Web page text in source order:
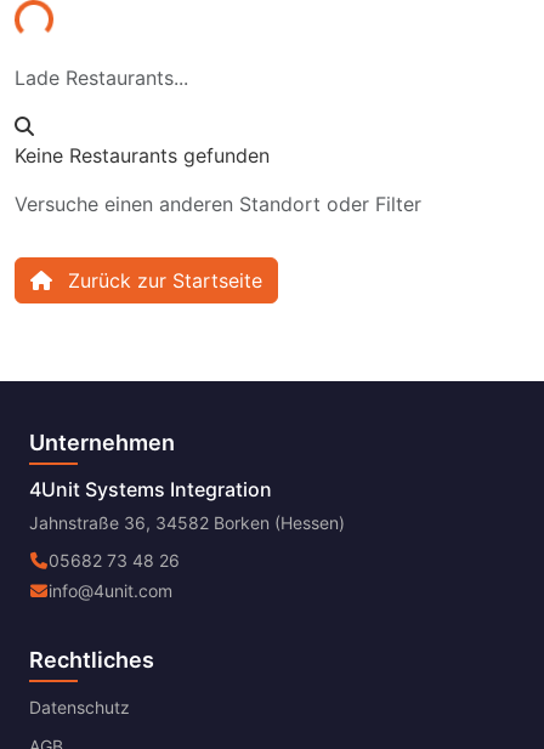
Lade Restaurants...
Keine Restaurants gefunden
Versuche einen anderen Standort oder Filter
Zurück zur Startseite
Unternehmen
4Unit Systems Integration
Jahnstraße 36, 34582 Borken (Hessen)
05682 73 48 26
info@4unit.com
Rechtliches
Datenschutz